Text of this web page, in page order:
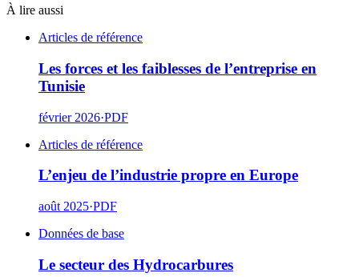
À lire aussi
Articles de référence
Les forces et les faiblesses de l’entreprise en
Tunisie
février 2026·PDF
Articles de référence
L’enjeu de l’industrie propre en Europe
août 2025·PDF
Données de base
Le secteur des Hydrocarbures